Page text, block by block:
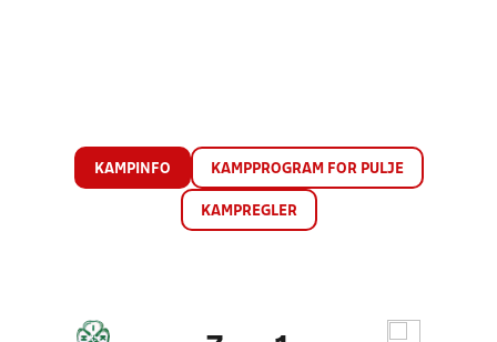
KAMPINFO KAMPPROGRAM FOR PULJE
KAMPREGLER